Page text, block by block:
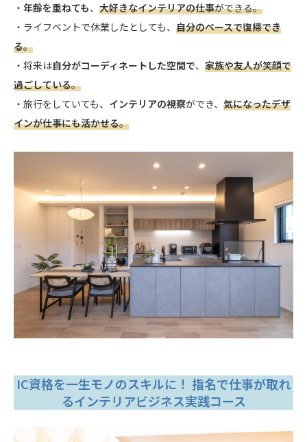
・ 年齢を重ねても、 大好きなインテリアの仕事ができる。
・ライフベントで休業したとしても、 自分のペースで復帰でき
る。
・将来は自分がコーディネートした空間で、 家族や友人が笑顔で
過ごしている。
・旅行をしていても、 インテリアの視察ができ、 気になったデザ
インが仕事にも活かせる。
IC資格を一生モノのスキルに！ 指名で仕事が取れ
るインテリアビジネス実践コース